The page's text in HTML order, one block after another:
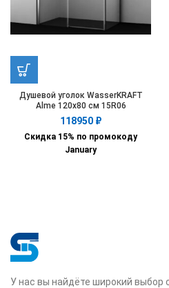
Душевой уголок WasserKRAFT
Alme 120х80 см 15R06
118950 ₽
Скидка 15% по промокоду
January
У нас вы найдёте широкий выбор